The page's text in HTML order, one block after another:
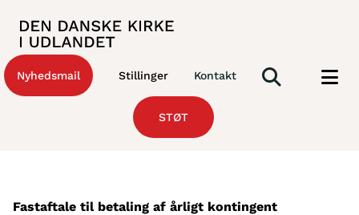
Kontakt
Stillinger
Nyhedsmail
STØT
Fastaftale til betaling af årligt kontingent